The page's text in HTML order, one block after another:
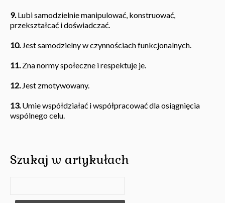
9.Lubi samodzielnie manipulować, konstruować,
przekształcać i doświadczać.
10.Jest samodzielny w czynnościach funkcjonalnych.
11.Zna normy społeczne i respektuje je.
12.Jest zmotywowany.
13.Umie współdziałać i współpracować dla osiągnięcia
wspólnego celu.
Szukaj w artykułach